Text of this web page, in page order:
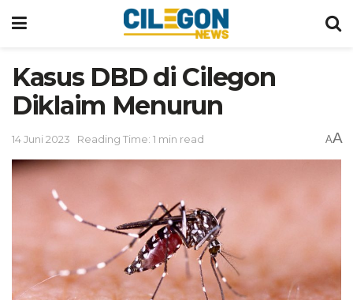
Kasus DBD di Cilegon
Diklaim Menurun
14 Juni 2023 Reading Time: 1 min read AA